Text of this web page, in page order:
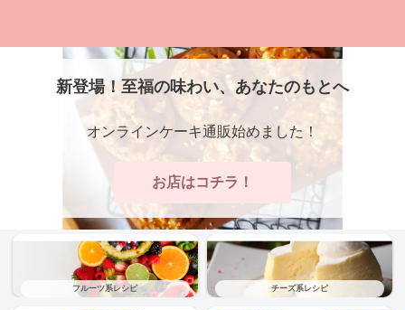
新登場！至福の味わい、あなたのもとへ
オンラインケーキ通販始めました！
お店はコチラ！
フルーツ系レシピ チーズ系レシピ